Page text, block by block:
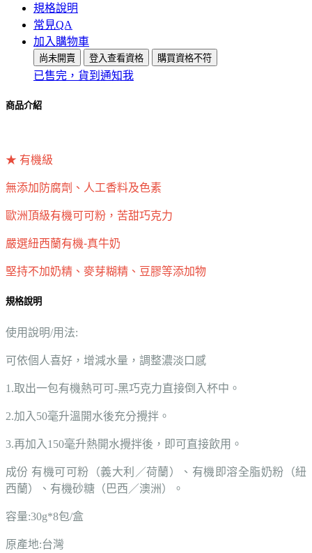
規格說明
常見QA
加入購物車
尚未開賣 登入查看資格 購買資格不符
已售完，貨到通知我
商品介紹
★ 有機級
無添加防腐劑、人工香料及色素
歐洲頂級有機可可粉，苦甜巧克力
嚴選紐西蘭有機-真牛奶
堅持不加奶精、麥芽糊精、豆膠等添加物
規格說明
使用說明/用法:
可依個人喜好，增減水量，調整濃淡口感
1.取出一包有機熱可可-黑巧克力直接倒入杯中。
2.加入50毫升溫開水後充分攪拌。
3.再加入150毫升熱開水攪拌後，即可直接飲用。
成份 有機可可粉（義大利／荷蘭）、有機即溶全脂奶粉（紐
西蘭）、有機砂糖（巴西／澳洲）。
容量:30g*8包/盒
原產地:台灣